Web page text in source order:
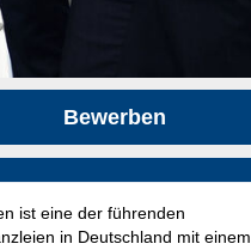
Bewerben
ist eine der führenden
in Deutschland mit einem